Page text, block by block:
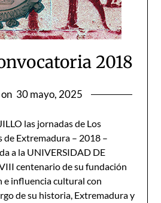
2018
30 mayo, 2025
las jornadas de Los
Extremadura – 2018 –
a la UNIVERSIDAD DE
centenario de su fundación
e influencia cultural con
de su historia, Extremadura y